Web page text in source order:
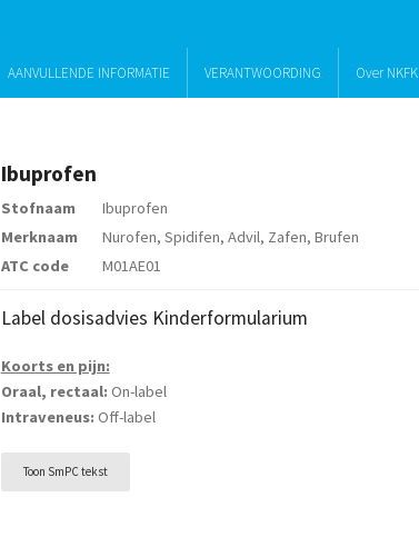
AANVULLENDE INFORMATIE VERANTWOORDING Over NKFK
Ibuprofen
Stofnaam
Ibuprofen
Merknaam
Nurofen, Spidifen, Advil, Zafen, Brufen
ATC code
M01AE01
Label dosisadvies Kinderformularium
Koorts en pijn:
Oraal, rectaal: On-label
Intraveneus: Off-label
Toon SmPC tekst